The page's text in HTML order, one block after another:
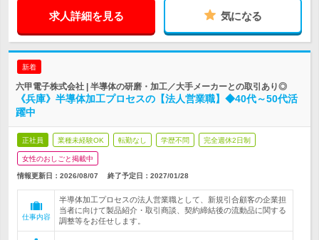
求人詳細を見る 気になる
新着
六甲電子株式会社 | 半導体の研磨・加工／大手メーカーとの取引あり◎
《兵庫》半導体加工プロセスの【法人営業職】◆40代～50代活
躍中
正社員 業種未経験OK 転勤なし 学歴不問 完全週休2日制
女性のおしごと掲載中
情報更新日：2026/08/07 終了予定日： 2027/01/28
仕事内容
半導体加工プロセスの法人営業職として、新規引合顧客の企業担
当者に向けて製品紹介・取引商談、契約締結後の流動品に関する
調整等をお任せします。